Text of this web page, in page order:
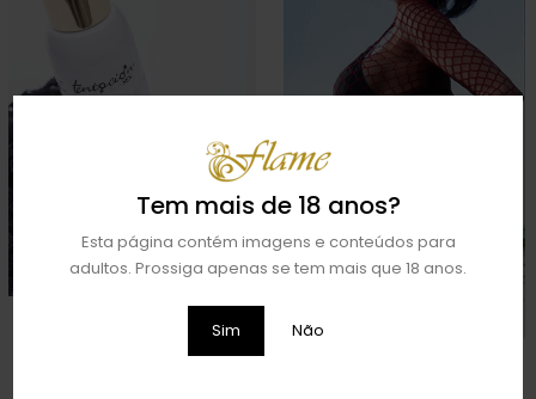
Tem mais de 18 anos?
Esta página contém imagens e conteúdos para
adultos. Prossiga apenas se tem mais que 18 anos.
Sim Não
AMBIENTADOR COM FEROMONAS
(JOGOS ÍNTIMOS) | 100ML